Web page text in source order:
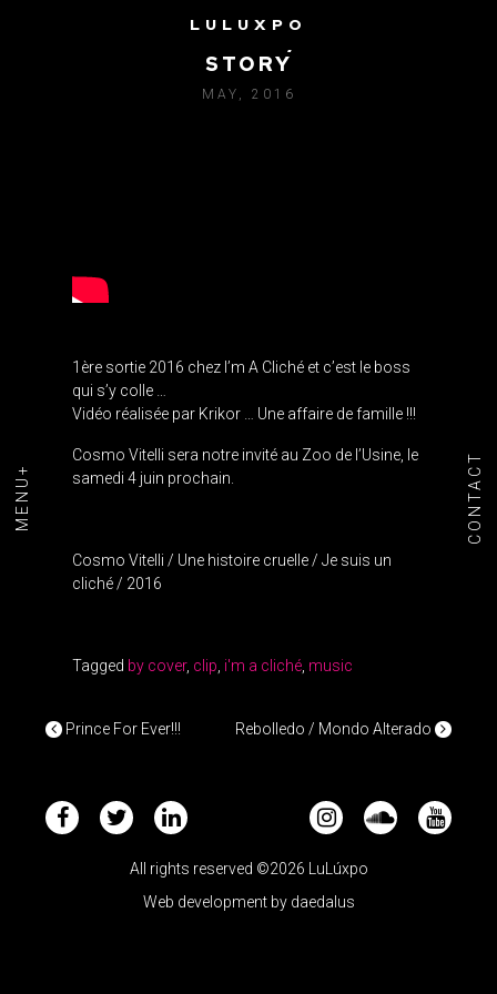
LULUXPO
MENU+ CONTACT
STORY
MAY, 2016
1ère sortie 2016 chez I’m A Cliché et c’est le boss
qui s’y colle …
Vidéo réalisée par Krikor … Une affaire de famille !!!
Cosmo Vitelli sera notre invité au Zoo de l’Usine, le
samedi 4 juin prochain.
Cosmo Vitelli / Une histoire cruelle / Je suis un
cliché / 2016
Tagged by cover, clip i'm a cliché music
POST NAVIGATION
Prince For Ever!!! Rebolledo / Mondo Alterado
All rights reserved ©2026 LuLúxpo
Web development by daedalus